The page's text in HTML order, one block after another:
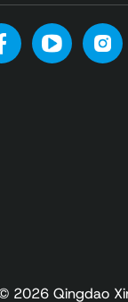
2026 Qingdao